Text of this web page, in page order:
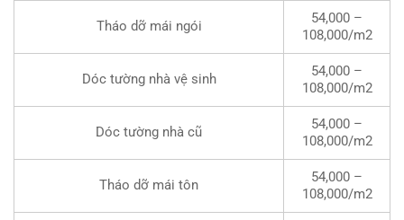
Tháo dỡ mái ngói
54,000 –
108,000/m2
Dóc tường nhà vệ sinh
54,000 –
108,000/m2
Dóc tường nhà cũ
54,000 –
108,000/m2
Tháo dỡ mái tôn
54,000 –
108,000/m2